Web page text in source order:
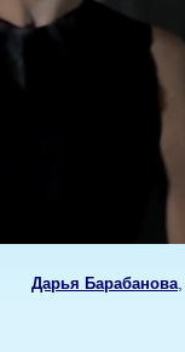
Дарья Барабанова